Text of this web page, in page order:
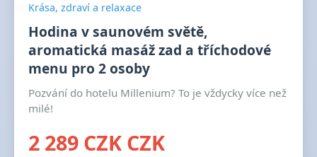
Krása, zdraví a relaxace
Hodina v saunovém světě,
aromatická masáž zad a tříchodové
menu pro 2 osoby
Pozvání do hotelu Millenium? To je vždycky více než
milé!
2 289 CZK CZK